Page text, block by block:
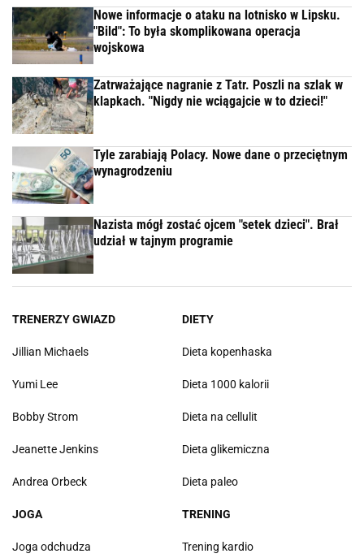
Nowe informacje o ataku na lotnisko w Lipsku.
"Bild": To była skomplikowana operacja
wojskowa
Zatrważające nagranie z Tatr. Poszli na szlak w
klapkach. "Nigdy nie wciągajcie w to dzieci!"
Tyle zarabiają Polacy. Nowe dane o przeciętnym
wynagrodzeniu
Nazista mógł zostać ojcem "setek dzieci". Brał
udział w tajnym programie
TRENERZY GWIAZD
Jillian Michaels
Yumi Lee
Bobby Strom
Jeanette Jenkins
Andrea Orbeck
DIETY
Dieta kopenhaska
Dieta 1000 kalorii
Dieta na cellulit
Dieta glikemiczna
Dieta paleo
JOGA
Joga odchudza
TRENING
Trening kardio